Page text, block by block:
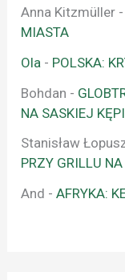
Anna Kitzmüller -
MIASTA
Ola - POLSKA:
Bohdan -
NA SASKIEJ
Stanisław
PRZY GRILLU
And -AFRYKA: